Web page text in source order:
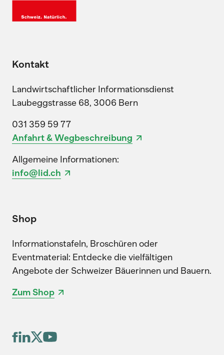
Kontakt
Landwirtschaftlicher Informationsdienst
Laubeggstrasse 68, 3006 Bern
031 359 59 77
Anfahrt & Wegbeschreibung
Allgemeine Informationen:
info@lid.ch
Shop
Informationstafeln, Broschüren oder
Eventmaterial: Entdecke die vielfältigen
Angebote der Schweizer Bäuerinnen und Bauern.
Zum Shop